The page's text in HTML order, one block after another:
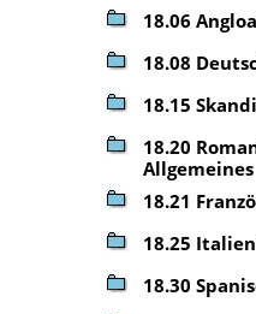
18.06
18.08
18.15
18.20
Allgemeines
18.21
18.25
18.30